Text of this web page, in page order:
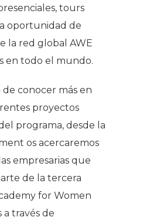
tours
oportunidad de
la red global AWE
en todo el mundo.
conocer más en
proyectos
programa, desde la
os acercaremos
empresarias que
de la tercera
for Women
través de